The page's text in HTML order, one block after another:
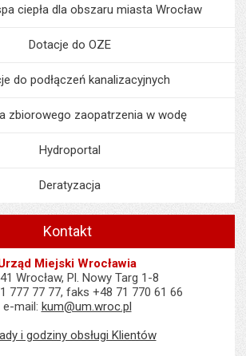
ciepła dla obszaru miasta Wrocław
Dotacje do OZE
do podłączeń kanalizacyjnych
zbiorowego zaopatrzenia w wodę
Hydroportal
Deratyzacja
Kontakt
Miejski Wrocławia
Wrocław, Pl. Nowy Targ 1-8
777 77 77, faks +48 71 770 61 66
e-mail: kum@um.wroc.pl
i godziny obsługi Klientów